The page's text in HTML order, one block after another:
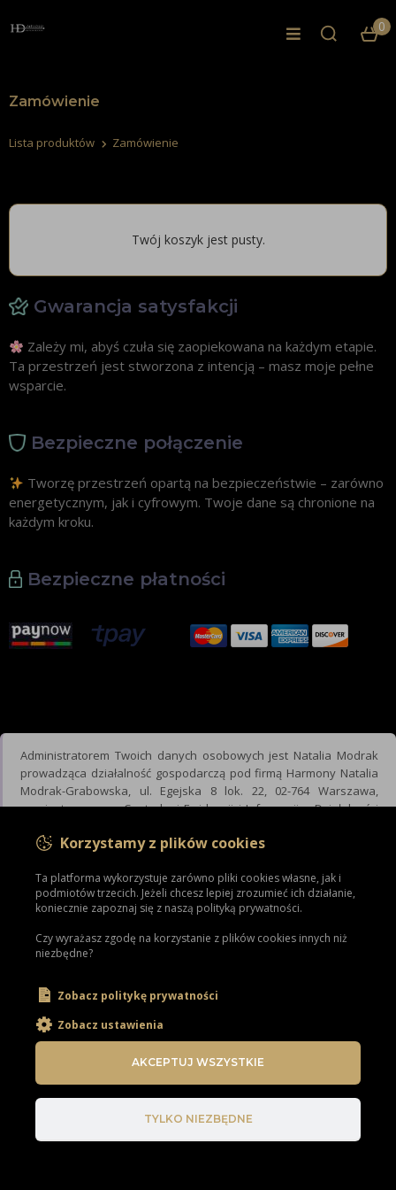
0
Zamówienie
Lista produktów Zamówienie
Twój koszyk jest pusty.
Gwarancja satysfakcji
Zależy mi, abyś czuła się zaopiekowana na każdym etapie.
Ta przestrzeń jest stworzona z intencją – masz moje pełne
wsparcie.
Bezpieczne połączenie
Tworzę przestrzeń opartą na bezpieczeństwie – zarówno
energetycznym, jak i cyfrowym. Twoje dane są chronione na
każdym kroku.
Bezpieczne płatności
Administratorem Twoich danych osobowych jest Natalia Modrak
prowadząca działalność gospodarczą pod firmą Harmony Natalia
Modrak-Grabowska, ul. Egejska 8 lok. 22, 02-764 Warszawa,
zarejestrowana w Centralnej Ewidencji i Informacji o Działalności
znajdują się wPolityce prywatności. Jeśli masz pytania, napisz:
kontakt@nataliamodrak.pl
Korzystamy z plików cookies
Ta platforma wykorzystuje zarówno pliki cookies własne, jak i
podmiotów trzecich. Jeżeli chcesz lepiej zrozumieć ich działanie,
koniecznie zapoznaj się z naszą polityką prywatności.
Czy wyrażasz zgodę na korzystanie z plików cookies innych niż
niezbędne?
Zobacz politykę prywatności
Zobacz ustawienia
AKCEPTUJ WSZYSTKIE
TYLKO NIEZBĘDNE